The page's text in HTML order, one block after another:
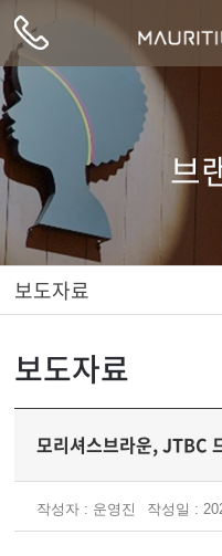
주메뉴 바로가기
컨텐츠 바로가기
브
보도자료
보도자료
모리셔스브라운, JTBC
작성자 : 운영진 작성일 :